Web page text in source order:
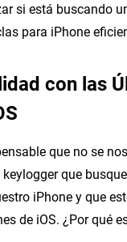
si está buscando
para iPhone
con las
que no se
que
iPhone y que
de iOS. ¿Por qué